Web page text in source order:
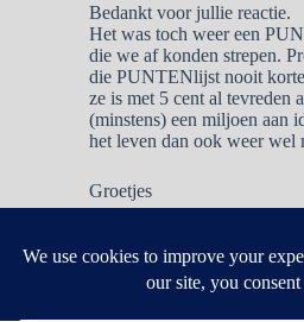
Bedankt voor jullie reactie.
Het was toch weer een
die we af konden strepen.
die PUNTENlijst nooit
ze is met 5 cent al tevreden
(minstens) een miljoen aan
het leven dan ook weer wel
Groetjes
Reacties zijn